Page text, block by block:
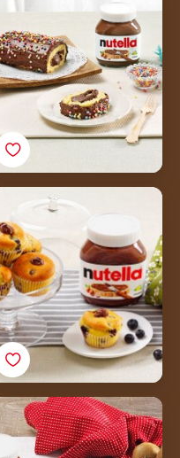
Nutellom ®
Muffini s Nutellom i
borovnicama
Ražnjići od palačinki s
Nutellom